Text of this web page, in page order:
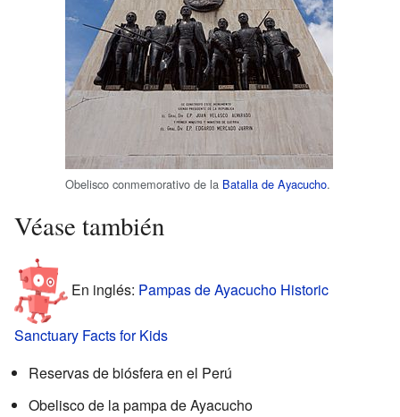
Obelisco conmemorativo de la Batalla de Ayacucho.
Véase también
En inglés: Pampas de Ayacucho Historic
Sanctuary Facts for Kids
Reservas de biósfera en el Perú
Obelisco de la pampa de Ayacucho